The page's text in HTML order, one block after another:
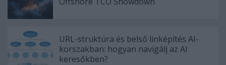
URL-struktúra és belső linképítés AI-
korszakban: hogyan navigálj az AI
keresőkben?